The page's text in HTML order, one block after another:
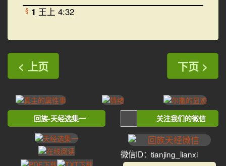
§ 1 王上 4:32
< 上页 下页 >
回族-天经选集一 关注我们的微信
微信ID：tianjing_lianxi